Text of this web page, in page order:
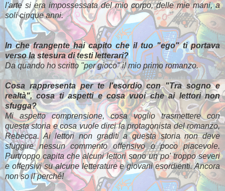
l'arte si era impossessata del mio corpo, delle mie mani, a
soli cinque anni.
In che frangente hai capito che il tuo "ego" ti portava
verso la stesura di testi letterari?
Da quando ho scritto "per gioco" il mio primo romanzo.
Cosa rappresenta per te l'esordio con "Tra sogno e
realtà", cosa ti aspetti e cosa vuoi che ai lettori non
sfugga?
Mi aspetto comprensione, cosa voglio trasmettere con
questa storia e cosa vuole dirci la protagonista del romanzo,
Rebecca. Ai lettori non graditi a questa storia non deve
sfuggire nessun commento offensivo o poco piacevole.
Purtroppo capita che alcuni lettori sono un po' troppo severi
e offensivi su alcune letterature e giovani esordienti. Ancora
non so il perché!